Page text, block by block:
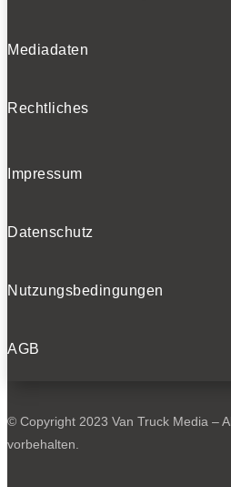
Mediadaten
Rechtliches
Impressum
Datenschutz
Nutzungsbedingungen
AGB
© Copyright 2023 Van Truck Media –
vorbehalten.